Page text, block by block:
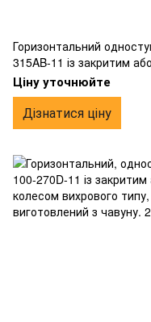
Горизонтальний
315AB-11 із закритим
вихрового типу,
чавуну.
Ціну уточнюйте
Дізнатися ціну